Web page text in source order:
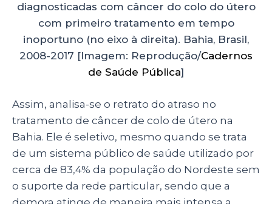
diagnosticadas com câncer do colo do útero
com primeiro tratamento em tempo
inoportuno (no eixo à direita). Bahia, Brasil,
2008-2017 [Imagem: Reprodução/Cadernos
de Saúde Pública]
Assim, analisa-se o retrato do atraso no
tratamento de câncer de colo de útero na
Bahia. Ele é seletivo, mesmo quando se trata
de um sistema público de saúde utilizado por
cerca de 83,4% da população do Nordeste sem
o suporte da rede particular, sendo que a